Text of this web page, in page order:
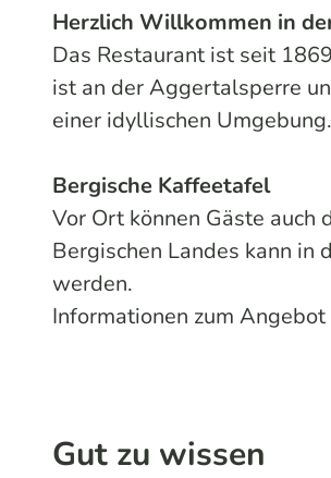
Herzlich Willkommen in
Das Restaurant ist seit
ist an der Aggertalsperre
einer idyllischen Umgebung.
Bergische Kaffeetafel
Vor Ort können Gäste
Bergischen Landes kann in
werden.
Informationen zum
Gut zu wissen